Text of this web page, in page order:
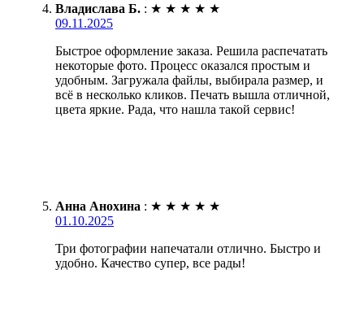
Владислава Б. : ★ ★ ★ ★ ★
09.11.2025
Быстрое оформление заказа. Решила распечатать
некоторые фото. Процесс оказался простым и
удобным. Загружала файлы, выбирала размер, и
всё в несколько кликов. Печать вышла отличной,
цвета яркие. Рада, что нашла такой сервис!
Анна Анохина : ★ ★ ★ ★ ★
01.10.2025
Три фотографии напечатали отлично. Быстро и
удобно. Качество супер, все рады!